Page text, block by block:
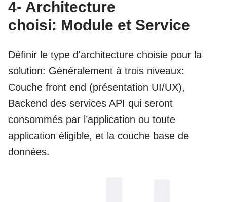
4- Architecture
choisi: Module et Service
Définir le type d'architecture choisie pour la
solution: Généralement à trois niveaux:
Couche front end (présentation UI/UX),
Backend des services API qui seront
consommés par l’application ou toute
application éligible, et la couche base de
données.